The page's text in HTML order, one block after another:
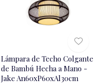
Lámpara de Techo Colgante
de Bambú Hecha a Mano -
Jake An60xP60xAl30cm